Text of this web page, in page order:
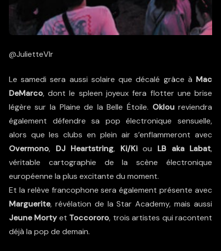
@JulietteVlr
Le samedi sera aussi solaire que décalé grâce à Mac
DeMarco, dont le spleen joyeux fera flotter une brise
légère sur la Plaine de la Belle Étoile. Okloureviendra
également défendre sa pop électronique sensuelle,
alors que les clubs en plein air s’enflammeront avec
Overmono, DJ Heartstring, Ki/Kiou LB aka Labat,
véritable cartographie de la scène électronique
européenne la plus excitante du moment.
Et la relève francophone sera également présente avec
Marguerite, révélation de la Star Academy, mais aussi
Jeune Mortyet Toccororo, trois artistes qui racontent
déjà la pop de demain.